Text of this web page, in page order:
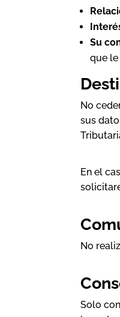
Su
que
No
sus
En el
No
Solo